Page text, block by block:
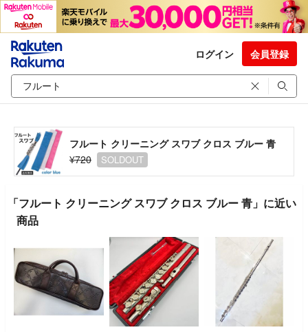
ログイン 会員登録
フルート クリーニング スワブ クロス ブルー 青
¥720
SOLDOUT
「フルート クリーニング スワブ クロス ブルー 青」に近い
商品